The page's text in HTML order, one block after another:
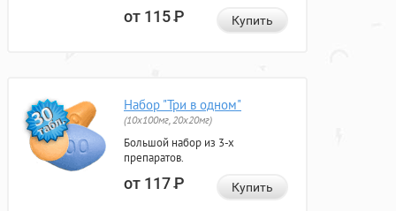
от 115Р Купить
Набор "Три в одном"
(10x100мг, 20x20мг)
Большой набор из 3-х
препаратов.
от 117Р Купить